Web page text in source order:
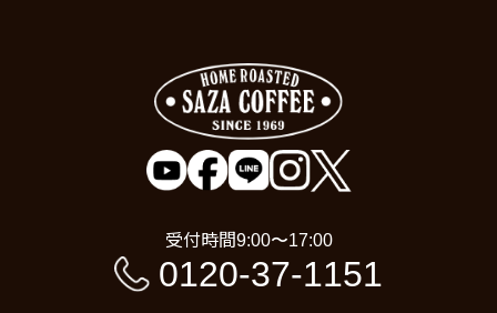
受付時間9:00〜17:00
0120-37-1151